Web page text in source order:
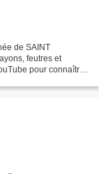
de SAINT
feutres et
pour connaître